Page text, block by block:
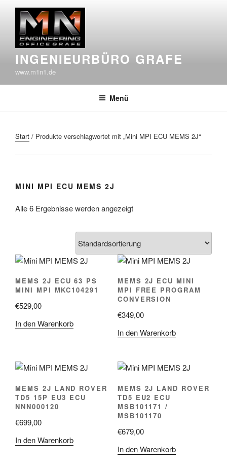
springen
INGENIEURBÜRO GRAFE
www.m1n1.de
Menü
Start / Produkte verschlagwortet mit „Mini MPI ECU MEMS 2J“
MINI MPI ECU MEMS 2J
Alle 6 Ergebnisse werden angezeigt
MEMS 2J ECU 63 PS
MINI MPI MKC104291
€529,00
In den Warenkorb
MEMS 2J ECU MINI
MPI FREE PROGRAM
CONVERSION
€349,00
In den Warenkorb
MEMS 2J LAND ROVER
TD5 15P EU3 ECU
NNN000120
€699,00
In den Warenkorb
MEMS 2J LAND ROVER
TD5 EU2 ECU
MSB101171 /
MSB101170
€679,00
In den Warenkorb